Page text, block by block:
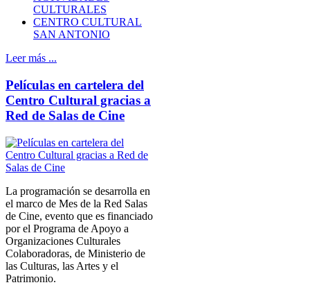
CULTURALES
CENTRO CULTURAL
SAN ANTONIO
Leer más ...
Películas en cartelera del
Centro Cultural gracias a
Red de Salas de Cine
La programación se desarrolla en
el marco de Mes de la Red Salas
de Cine, evento que es financiado
por el Programa de Apoyo a
Organizaciones Culturales
Colaboradoras, de Ministerio de
las Culturas, las Artes y el
Patrimonio.